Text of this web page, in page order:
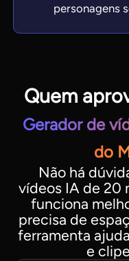
personagens
Quem
Gerador de
do
Não há
vídeos IA de 20
funciona
precisa de
ferramenta
e